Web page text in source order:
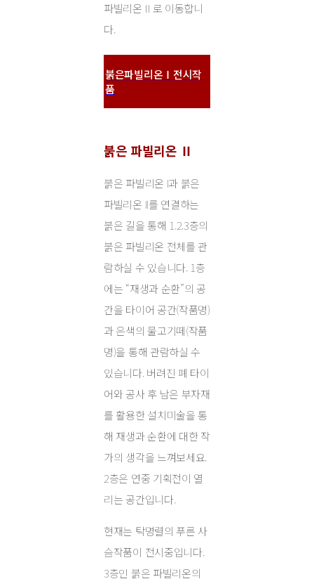
파빌리온Ⅱ로 이동합니
다.
붉은파빌리온Ⅰ전시작
품
붉은 파빌리온 Ⅱ
붉은 파빌리온 I과 붉은
파빌리온 II를 연결하는
붉은 길을 통해 1.2.3층의
붉은 파빌리온 전체를 관
람하실 수 있습니다. 1층
에는 “재생과 순환”의 공
간을 타이어 공간(작품명)
과 은색의 물고기떼(작품
명)을 통해 관람하실 수
있습니다. 버려진 폐 타이
어와 공사 후 남은 부자재
를 활용한 설치미술을 통
해 재생과 순환에 대한 작
가의 생각을 느껴보세요.
2층은 연중 기획전이 열
리는 공간입니다.
현재는 탁명렬의 푸른 사
슴작품이 전시중입니다.
3층인 붉은 파빌리온의